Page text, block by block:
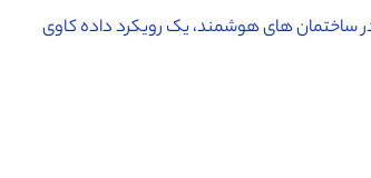
ساختمان های هوشمند، یک رویکرد داده کاوی